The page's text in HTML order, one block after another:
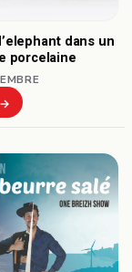
dans un
porcelaine